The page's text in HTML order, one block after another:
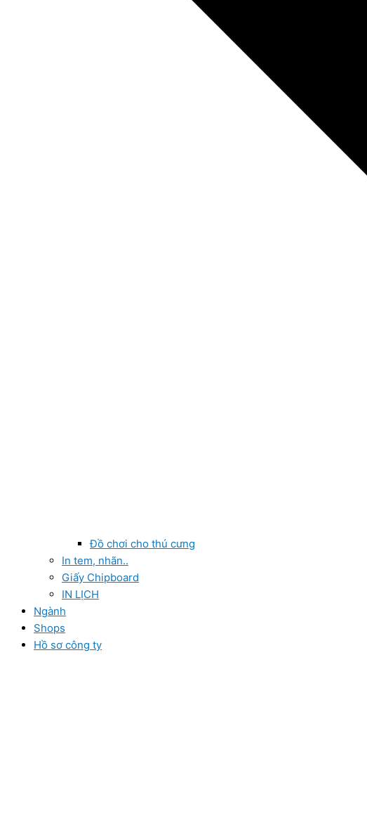
Đồ chơi cho thú cưng
In tem, nhãn..
Giấy Chipboard
IN LỊCH
Ngành
Shops
Hồ sơ công ty